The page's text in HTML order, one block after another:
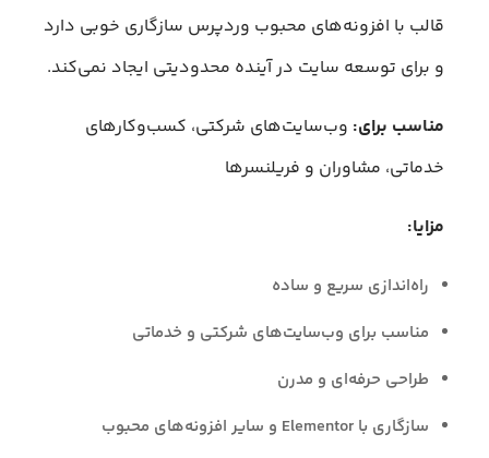
قالب با افزونه‌های محبوب وردپرس سازگاری خوبی دارد
و برای توسعه سایت در آینده محدودیتی ایجاد نمی‌کند.
مناسب برای: وب‌سایت‌های شرکتی، کسب‌وکارهای
خدماتی، مشاوران و فریلنسرها
مزایا:
راه‌اندازی سریع و ساده
مناسب برای وب‌سایت‌های شرکتی و خدماتی
طراحی حرفه‌ای و مدرن
سازگاری با Elementor و سایر افزونه‌های محبوب